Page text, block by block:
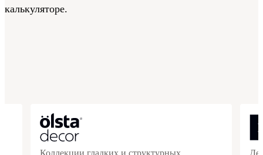
калькуляторе.
Коллекции гладких и структурных